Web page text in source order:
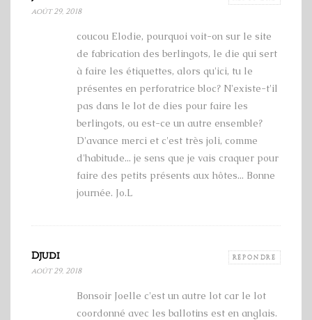
août 29, 2018
coucou Elodie, pourquoi voit-on sur le site
de fabrication des berlingots, le die qui sert
à faire les étiquettes, alors qu'ici, tu le
présentes en perforatrice bloc? N'existe-t'il
pas dans le lot de dies pour faire les
berlingots, ou est-ce un autre ensemble?
D'avance merci et c'est très joli, comme
d'habitude... je sens que je vais craquer pour
faire des petits présents aux hôtes... Bonne
journée. Jo.L
Djudi RÉPONDRE
août 29, 2018
Bonsoir Joelle c'est un autre lot car le lot
coordonné avec les ballotins est en anglais.